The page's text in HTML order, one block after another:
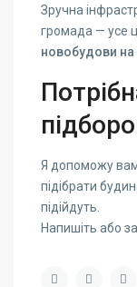
Зручна
громада — усе
новобудови
Я допоможу вам
підібрати
підійдуть.
Напишіть або